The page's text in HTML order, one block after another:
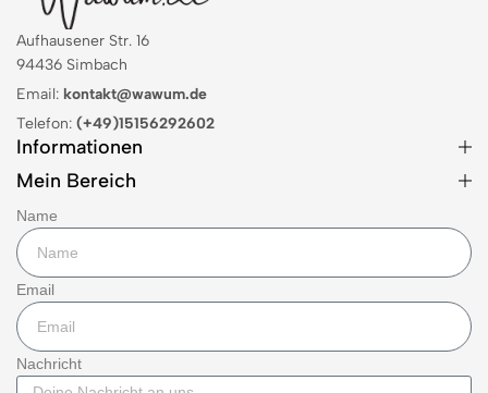
Aufhausener Str. 16
94436 Simbach
Email: kontakt@wawum.de
Telefon: (+49)15156292602
Informationen
Mein Bereich
Name
Email
Nachricht